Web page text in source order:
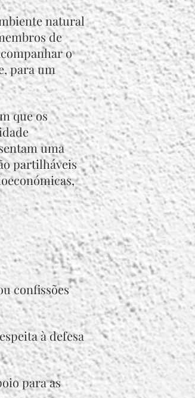
natural
de
o
para um
que os
uma
partilháveis
confissões
à defesa
para as